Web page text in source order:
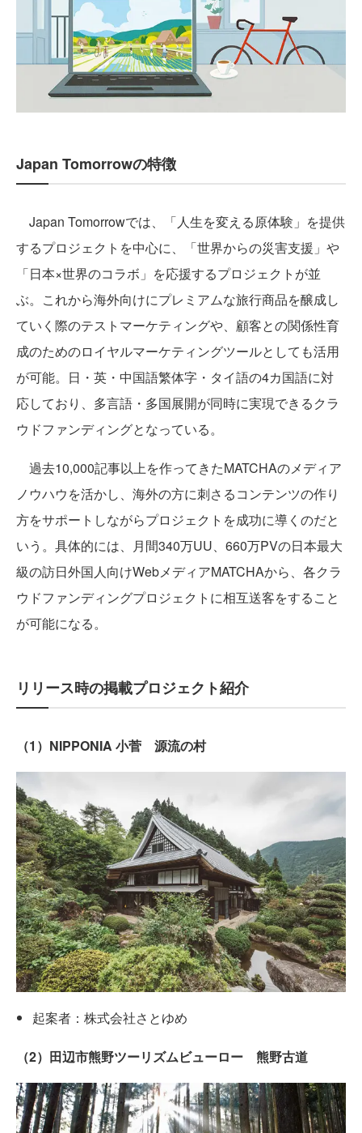
Japan Tomorrowの特徴
Japan Tomorrowでは、「人生を変える原体験」を提供
するプロジェクトを中心に、「世界からの災害支援」や
「日本×世界のコラボ」を応援するプロジェクトが並
ぶ。これから海外向けにプレミアムな旅行商品を醸成し
ていく際のテストマーケティングや、顧客との関係性育
成のためのロイヤルマーケティングツールとしても活用
が可能。日・英・中国語繁体字・タイ語の4カ国語に対
応しており、多言語・多国展開が同時に実現できるクラ
ウドファンディングとなっている。
過去10,000記事以上を作ってきたMATCHAのメディア
ノウハウを活かし、海外の方に刺さるコンテンツの作り
方をサポートしながらプロジェクトを成功に導くのだと
いう。具体的には、月間340万UU、660万PVの日本最大
級の訪日外国人向けWebメディアMATCHAから、各クラ
ウドファンディングプロジェクトに相互送客をすること
が可能になる。
リリース時の掲載プロジェクト紹介
（1）NIPPONIA 小菅 源流の村
起案者：株式会社さとゆめ
（2）田辺市熊野ツーリズムビューロー 熊野古道